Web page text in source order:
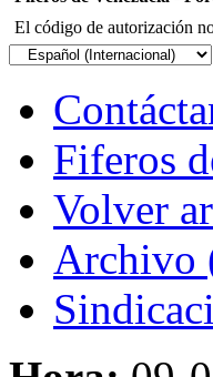
El código de autorización
Fiferos
Volver
Archivo